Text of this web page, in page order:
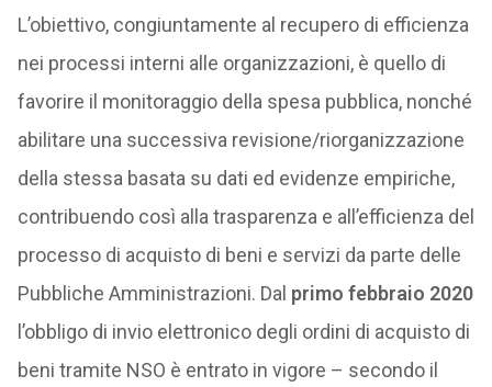
L’obiettivo, congiuntamente al recupero di efficienza
nei processi interni alle organizzazioni, è quello di
favorire il monitoraggio della spesa pubblica, nonché
abilitare una successiva revisione/riorganizzazione
della stessa basata su dati ed evidenze empiriche,
contribuendo così alla trasparenza e all’efficienza del
processo di acquisto di beni e servizi da parte delle
Pubbliche Amministrazioni. Dal primo febbraio 2020
l’obbligo di invio elettronico degli ordini di acquisto di
beni tramite NSO è entrato in vigore – secondo il